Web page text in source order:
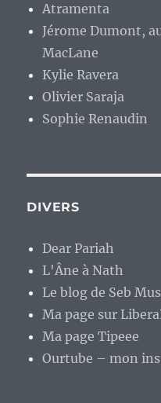
Atramenta
Jérome Dumont,
MacLane
Kylie Ravera
Olivier Saraja
Sophie Renaudin
DIVERS
Dear Pariah
L'Âne à Nath
Le blog de Seb
Ma page sur
Ma page Tipeee
Ourtube – mon